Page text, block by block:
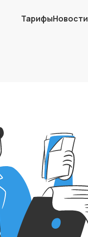
ТарифыНовости